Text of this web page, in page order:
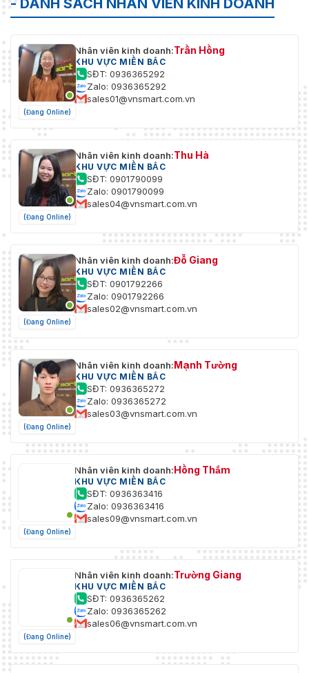
- DANH SÁCH NHÂN VIÊN KINH DOANH
(Đang Online)
Nhân viên kinh doanh:Trần Hồng
KHU VỰC MIỀN BẮC
SĐT: 0936365292
Zalo: 0936365292
sales01@vnsmart.com.vn
(Đang Online)
Nhân viên kinh doanh:Thu Hà
KHU VỰC MIỀN BẮC
SĐT: 0901790099
Zalo: 0901790099
sales04@vnsmart.com.vn
(Đang Online)
Nhân viên kinh doanh:Đỗ Giang
KHU VỰC MIỀN BẮC
SĐT: 0901792266
Zalo: 0901792266
sales02@vnsmart.com.vn
(Đang Online)
Nhân viên kinh doanh:Mạnh Tường
KHU VỰC MIỀN BẮC
SĐT: 0936365272
Zalo: 0936365272
sales03@vnsmart.com.vn
(Đang Online)
Nhân viên kinh doanh:Hồng Thắm
KHU VỰC MIỀN BẮC
SĐT: 0936363416
Zalo: 0936363416
sales09@vnsmart.com.vn
(Đang Online)
Nhân viên kinh doanh:Trường Giang
KHU VỰC MIỀN BẮC
SĐT: 0936365262
Zalo: 0936365262
sales06@vnsmart.com.vn